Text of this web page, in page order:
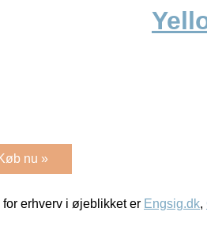
nu »
erhverv i øjeblikket er Engsig.dk,